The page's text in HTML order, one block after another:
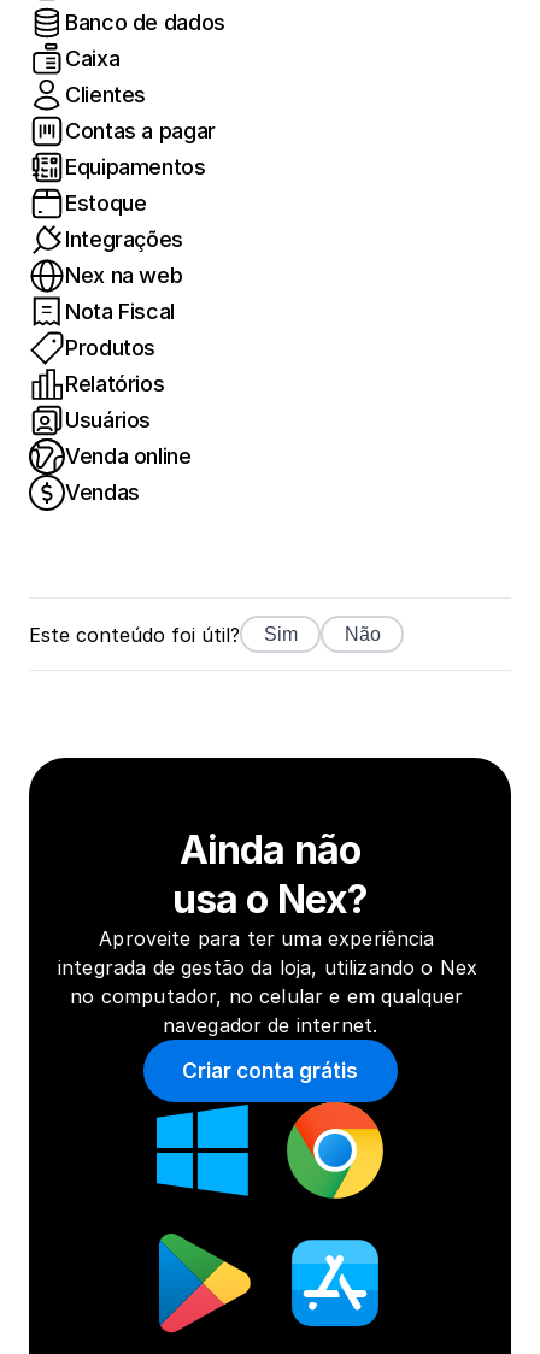
Banco de dados
Caixa
Clientes
Contas a pagar
Equipamentos
Estoque
Integrações
Nex na web
Nota Fiscal
Produtos
Relatórios
Usuários
Venda online
Vendas
Este conteúdo foi útil? Sim Não
Ainda não
usa o Nex?
Aproveite para ter uma experiência
integrada de gestão da loja, utilizando o Nex
no computador, no celular e em qualquer
navegador de internet.
Criar conta grátis